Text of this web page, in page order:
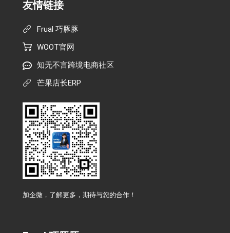
友情链接
Frual 巧豚豚
WOOT官网
知无不言跨境电商社区
芒果店长ERP
加企微，了解更多，期待与您的合作！